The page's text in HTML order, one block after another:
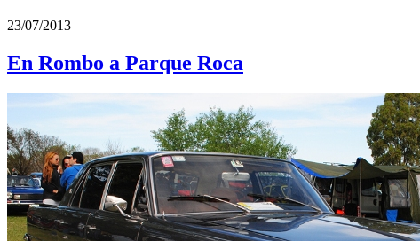
23/07/2013
En Rombo a Parque Roca